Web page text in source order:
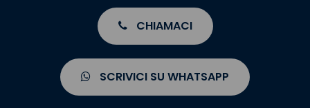
CHIAMACI
SCRIVICI SU WHATSAPP